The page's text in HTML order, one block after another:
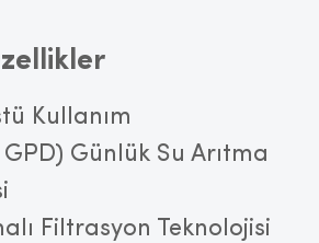
Kullanım
GPD) Günlük Su Arıtma
Filtrasyon Teknolojisi